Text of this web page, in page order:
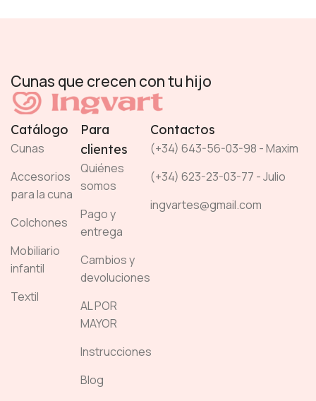
Cunas que crecen con tu hijo
Catálogo
Cunas
Accesorios
para la cuna
Colchones
Mobiliario
infantil
Textil
Para
clientes
Quiénes
somos
Pago y
entrega
Cambios y
devoluciones
AL POR
MAYOR
Instrucciones
Blog
Contactos
(+34) 643-56-03-98 - Maxim
(+34) 623-23-03-77 - Julio
ingvartes@gmail.com